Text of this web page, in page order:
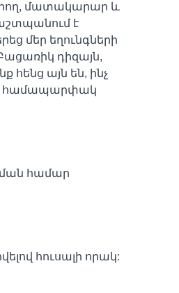
մատակարար և
է
մեր եղունգների
դիզայն,
հենց այն են, ինչ
համապարփակ
համար
հուսալի որակ: